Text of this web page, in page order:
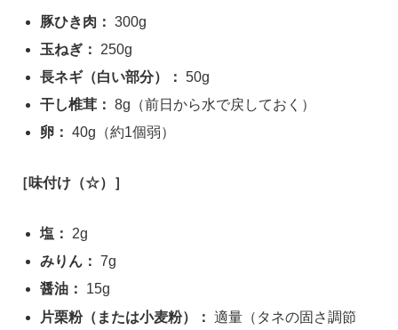
豚ひき肉： 300g
玉ねぎ：
250g
長ネギ（白い部分）： 50g
干し椎茸： 8g（前日から水で戻しておく）
卵： 40g（約1個弱）
［味付け（☆）］
塩：
2g
みりん： 7g
醤油：
15g
片栗粉（または小麦粉）： 適量（タネの固さ調節